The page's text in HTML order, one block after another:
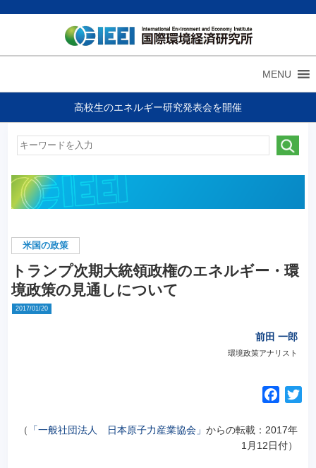
MENU
高校生のエネルギー研究発表会を開催
米国の政策
トランプ次期大統領政権のエネルギー・環
境政策の見通しについて
2017/01/20
前田 一郎
環境政策アナリスト
c
e
（ 「一般社団法人 日本原子力産業協会」からの転載：2017年
1月12日付）